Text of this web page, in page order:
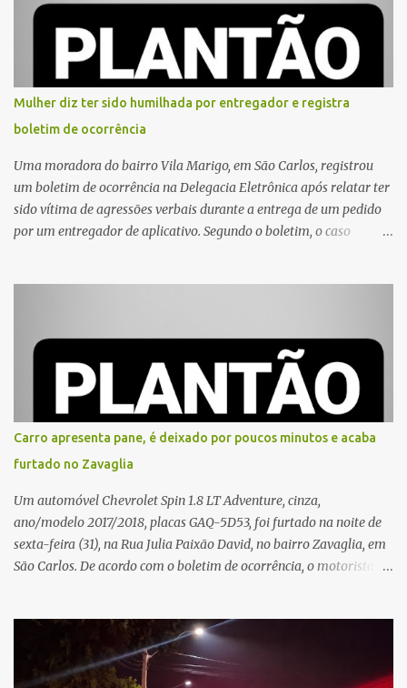
Mulher diz ter sido humilhada por entregador e registra
boletim de ocorrência
Uma moradora do bairro Vila Marigo, em São Carlos, registrou
um boletim de ocorrência na Delegacia Eletrônica após relatar ter
sido vítima de agressões verbais durante a entrega de um pedido
por um entregador de aplicativo. Segundo o boletim, o caso
proximidades. Ainda conforme o registro policial, a vítima relatou
que, ao receber a entrega, voltou a ser ofendida com palavras de
baixo calão e insultos. Ela informou à Polícia Civil que mora
sozinha e que se sentiu ameaçada, coagida e humilhada com a
situação. Fonte: São Carlos Agora
Carro apresenta pane, é deixado por poucos minutos e acaba
furtado no Zavaglia
Um automóvel Chevrolet Spin 1.8 LT Adventure, cinza,
ano/modelo 2017/2018, placas GAQ-5D53, foi furtado na noite de
sexta-feira (31), na Rua Julia Paixão David, no bairro Zavaglia, em
São Carlos. De acordo com o boletim de ocorrência, o motorista
partida. Ainda segundo o registro policial, o condutor estacionou o
carro, certificou-se de que todas as portas estavam trancadas,
permaneceu com a chave de ignição e se ausentou do local por